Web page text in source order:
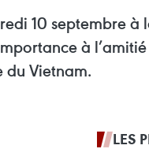
10 septembre
à
du Vietnam.
LES